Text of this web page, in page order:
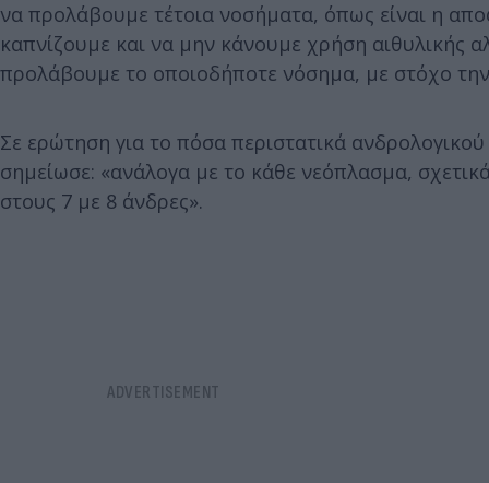
να προλάβουμε τέτοια νοσήματα, όπως είναι η
καπνίζουμε και να μην κάνουμε χρήση αιθυλικής
προλάβουμε το οποιοδήποτε νόσημα, με στόχο
Σε ερώτηση για το πόσα περιστατικά
σημείωσε: «ανάλογα με το κάθε νεόπλασμα,
στους 7 με 8 άνδρες».